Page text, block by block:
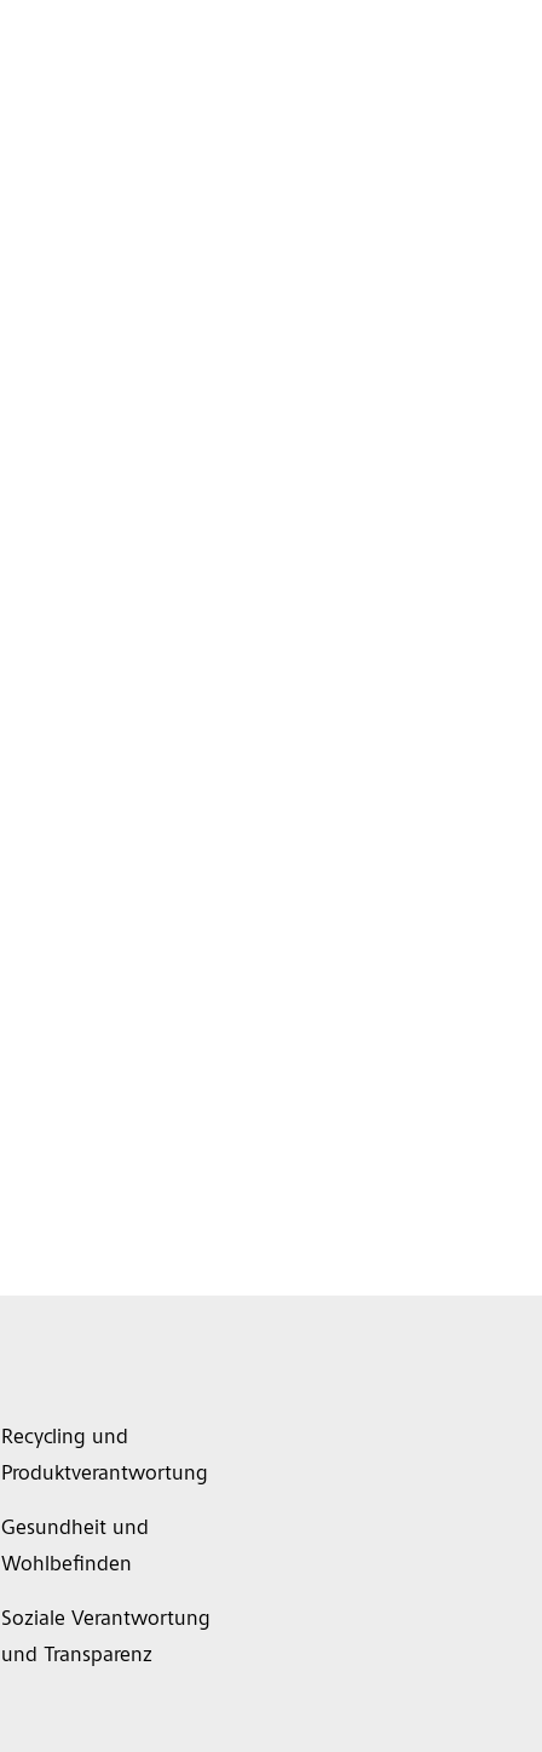
Recycling und
Produktverantwortung
Gesundheit und
Wohlbefinden
Soziale Verantwortung
und Transparenz